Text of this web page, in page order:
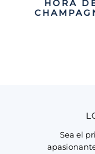
HORA
Sea el